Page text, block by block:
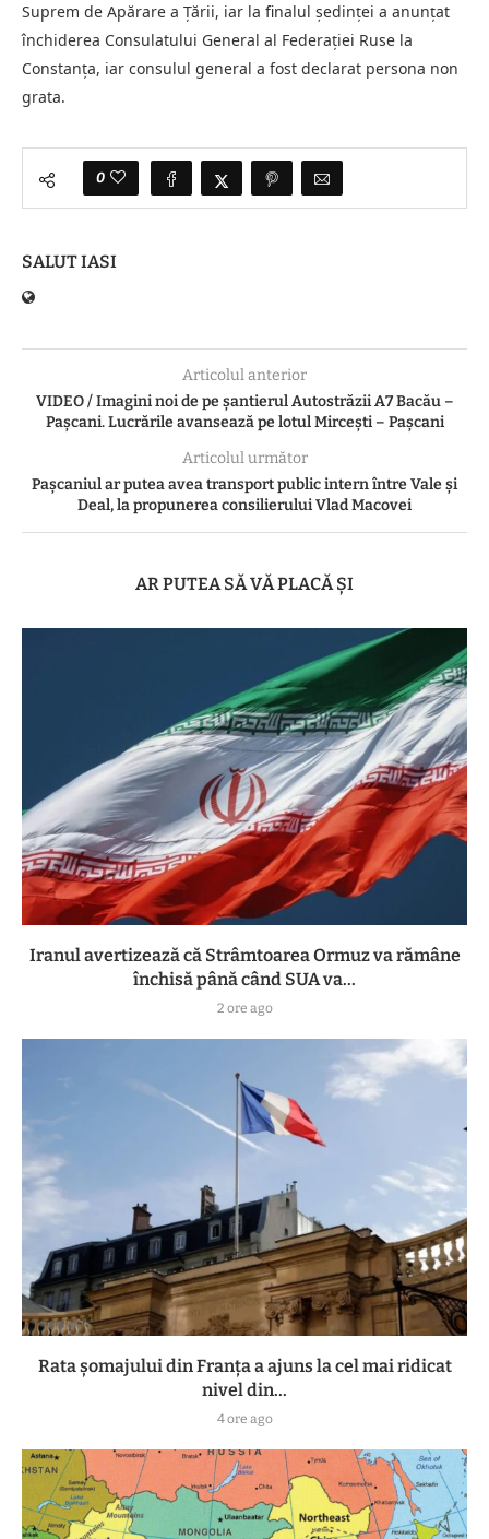
Suprem de Apărare a Ţării, iar la finalul şedinţei a anunţat
închiderea Consulatului General al Federaţiei Ruse la
Constanţa, iar consulul general a fost declarat persona non
grata.
0
SALUT IASI
Articolul anterior
VIDEO / Imagini noi de pe șantierul Autostrăzii A7 Bacău –
Pașcani. Lucrările avansează pe lotul Mircești – Pașcani
Articolul următor
Pașcaniul ar putea avea transport public intern între Vale și
Deal, la propunerea consilierului Vlad Macovei
AR PUTEA SĂ VĂ PLACĂ ȘI
Iranul avertizează că Strâmtoarea Ormuz va rămâne
închisă până când SUA va...
2 ore ago
Rata șomajului din Franța a ajuns la cel mai ridicat
nivel din...
4 ore ago